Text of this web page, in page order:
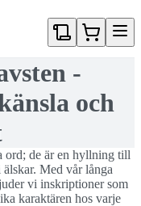
-
och
ord; de är en hyllning till
Med vår långa
vi inskriptioner som
karaktären hos varje